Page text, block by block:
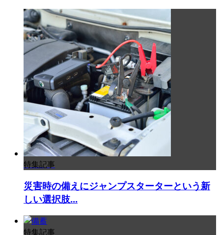
特集記事
災害時の備えにジャンプスターターという新
しい選択肢...
特集記事